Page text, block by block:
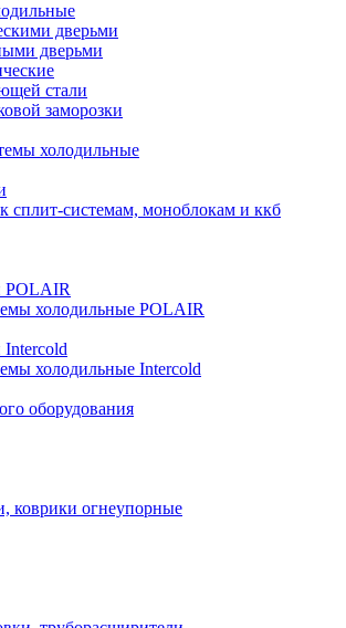
дверьми
дверьми
стали
заморозки
холодильные
сплит-системам, моноблокам и ккб
POLAIR
холодильные POLAIR
холодильные Intercold
оборудования
коврики огнеупорные